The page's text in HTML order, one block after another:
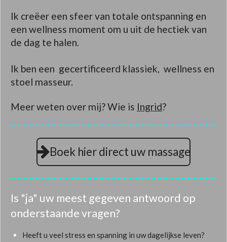
Ik creëer een sfeer van totale ontspanning en
een wellness moment om u uit de hectiek van
de dag te halen.
Ik ben een gecertificeerd klassiek, wellness en
stoel masseur.
Meer weten over mij? Wie is Ingrid?
Boek hier direct uw massage
Is "ja" uw meest gegeven antwoord op
onderstaande vragen?
Heeft u veel stress en spanning in uw dagelijkse leven?